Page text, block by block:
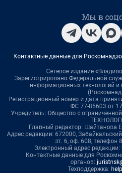
Мы в
Контактные данные для
Сетевое издание
Зарегистрировано Федеральной
информационных технологий
Регистрационный номер и дата
ФС 77-85603 от
Учредитель: Общество с
Главный редактор: Шайтанова
Адрес редакции: 672000,
эт. 6, оф. 608, телефон
Электронный адрес редакции:
Контактные данные для
органов:
Техподдержка: